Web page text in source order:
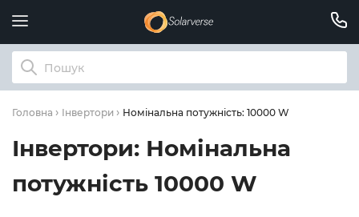
Головна Інвертори Номінальна потужність: 10000 W
Інвертори: Номінальна
потужність 10000 W